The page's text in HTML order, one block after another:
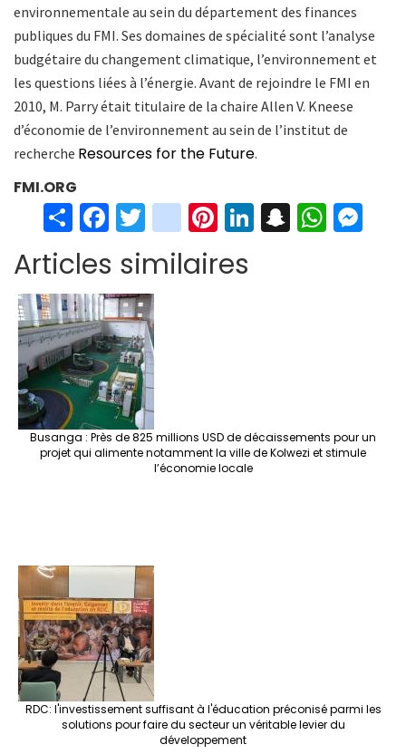
environnementale au sein du département des finances
publiques du FMI. Ses domaines de spécialité sont l’analyse
budgétaire du changement climatique, l’environnement et
les questions liées à l’énergie. Avant de rejoindre le FMI en
2010, M. Parry était titulaire de la chaire Allen V. Kneese
d’économie de l’environnement au sein de l’institut de
recherche Resources for the Future.
FMI.ORG
S
h
ar
e
Fa
ce
b
o
o
k
T
wi
tt
er
in
st
ag
Pi
nt
er
Li
n
S
n
W
h
Articles similaires
Busanga : Près de 825 millions USD de décaissements pour un
projet qui alimente notamment la ville de Kolwezi et stimule
l’économie locale
RDC: l'investissement suffisant à l'éducation préconisé parmi les
solutions pour faire du secteur un véritable levier du
développement